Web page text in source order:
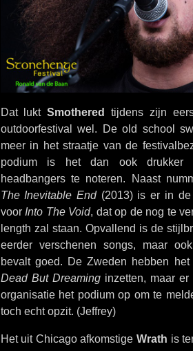
Dat luktSmothered tijdens zijn
outdoorfestival wel. De old school
meer in het straatje van de
podium is het dan ook
headbangers te noteren. Naast
The Inevitable End(2013) is er in de
voor Into The Void, dat op de nog te
length zal staan. Opvallend is de
eerder verschenen songs, maar
bevalt goed. De Zweden hebben
Dead But Dreaminginzetten, maar er
organisatie het podium op om te
toch echt opzit. (Jeffrey)
Het uit Chicago afkomstige Wrath is